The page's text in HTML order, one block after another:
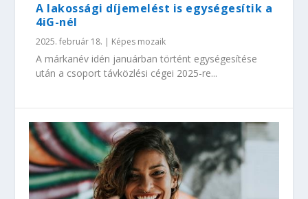
A lakossági díjemelést is egységesítik a
4iG-nél
2025. február 18. | Képes mozaik
A márkanév idén januárban történt egységesítése
után a csoport távközlési cégei 2025-re...